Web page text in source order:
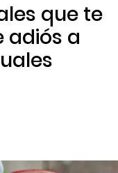
que te
adiós a